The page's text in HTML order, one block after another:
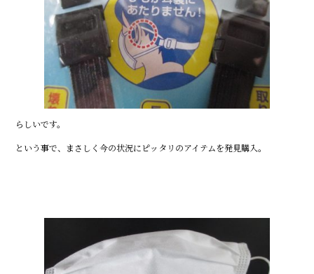
らしいです。
という事で、まさしく今の状況にピッタリのアイテムを発見購入。